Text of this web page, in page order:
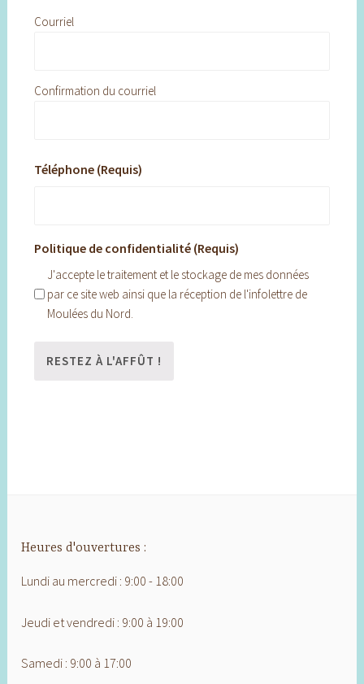
Courriel
Confirmation du courriel
Téléphone (Requis)
Politique de confidentialité (Requis)
J'accepte le traitement et le stockage de mes données
par ce site web ainsi que la réception de l'infolettre de
Moulées du Nord.
Heures d'ouvertures :
Lundi au mercredi : 9:00 - 18:00
Jeudi et vendredi : 9:00 à 19:00
Samedi : 9:00 à 17:00